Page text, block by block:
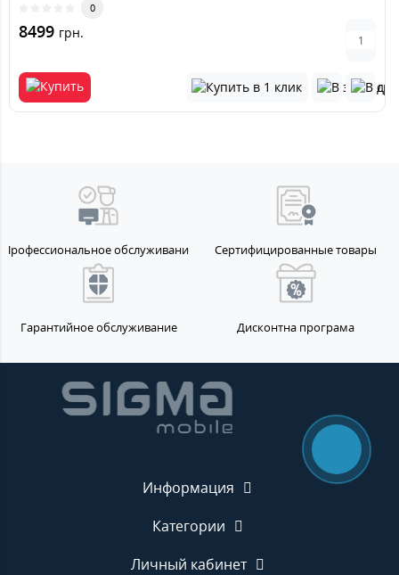
0
8499 грн.
Профессиональное обслуживание Сертифицированные товары
Гарантийное обслуживание Дисконтна програма
Информация
Категории
Личный кабинет